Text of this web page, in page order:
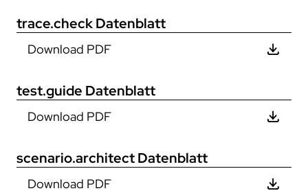
trace.checkDatenblatt
Download PDF
test.guide Datenblatt
Download PDF
scenario.architectDatenblatt
Download PDF